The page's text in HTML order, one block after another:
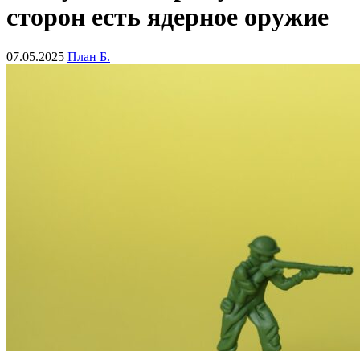
сторон есть ядерное оружие
07.05.2025 План Б.